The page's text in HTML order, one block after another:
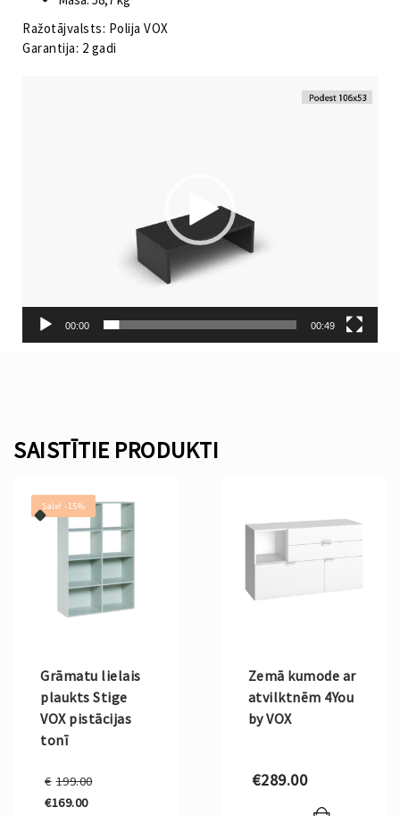
Ražotājvalsts: Polija VOX
Garantija: 2 gadi
00:00 00:49
SAISTĪTIE PRODUKTI
Sale! -15%
Grāmatu lielais
plaukts Stige
VOX pistācijas
tonī
€ 199.00
€169.00
Zemā kumode ar
atvilktnēm 4You
by VOX
€289.00